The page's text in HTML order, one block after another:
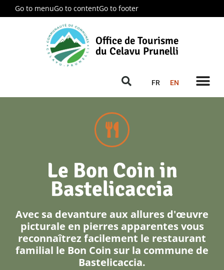
Go to menuGo to contentGo to footer
Office de Tourisme
du Celavu Prunelli
FR EN
Le Bon Coin in
Bastelicaccia
Avec sa devanture aux allures d'œuvre
picturale en pierres apparentes vous
reconnaîtrez facilement le restaurant
familial le Bon Coin sur la commune de
Bastelicaccia.